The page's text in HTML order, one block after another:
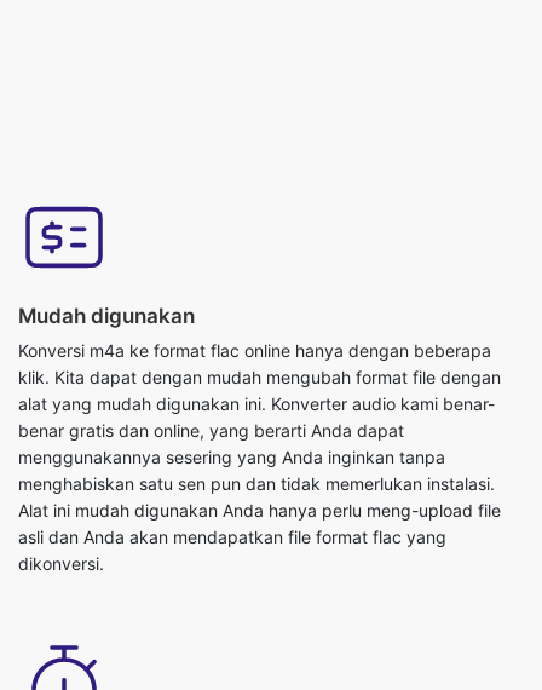
Mudah digunakan
Konversi m4a ke format flac online hanya dengan beberapa
klik. Kita dapat dengan mudah mengubah format file dengan
alat yang mudah digunakan ini. Konverter audio kami benar-
benar gratis dan online, yang berarti Anda dapat
menggunakannya sesering yang Anda inginkan tanpa
menghabiskan satu sen pun dan tidak memerlukan instalasi.
Alat ini mudah digunakan Anda hanya perlu meng-upload file
asli dan Anda akan mendapatkan file format flac yang
dikonversi.